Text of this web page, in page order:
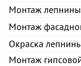
Монтаж лепнины
Монтаж
Окраска
Монтаж